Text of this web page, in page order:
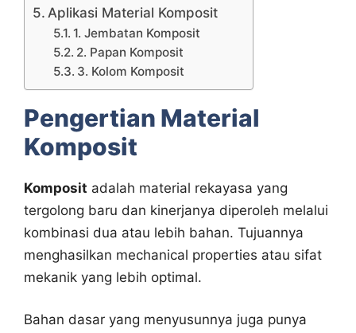
Aplikasi Material Komposit
1. Jembatan Komposit
2. Papan Komposit
3. Kolom Komposit
Pengertian Material
Komposit
Komposit adalah material rekayasa yang
tergolong baru dan kinerjanya diperoleh melalui
kombinasi dua atau lebih bahan. Tujuannya
menghasilkan mechanical properties atau sifat
mekanik yang lebih optimal.
Bahan dasar yang menyusunnya juga punya